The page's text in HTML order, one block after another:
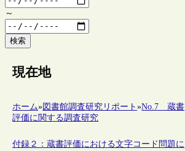
～
検索
現在地
ホーム»図書館調査研究リポート»No.7 蔵書
評価に関する調査研究
付録２：蔵書評価における文字コード問題に